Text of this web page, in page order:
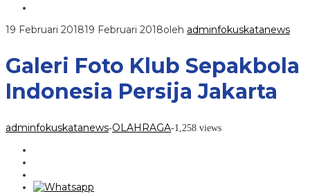
19 Februari 201819 Februari 2018oleh adminfokuskatanews
Galeri Foto Klub Sepakbola
Indonesia Persija Jakarta
adminfokuskatanews-OLAHRAGA-1,258 views